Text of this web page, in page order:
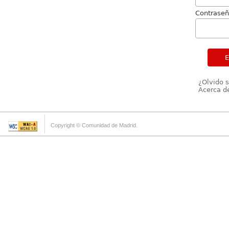
¿Olvido
Acerca
Copyright © Comunidad de Madrid.